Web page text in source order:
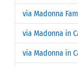
via Madonna
via Madonna in
via Madonna in